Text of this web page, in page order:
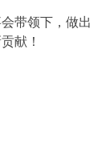
带领下，做出
献！